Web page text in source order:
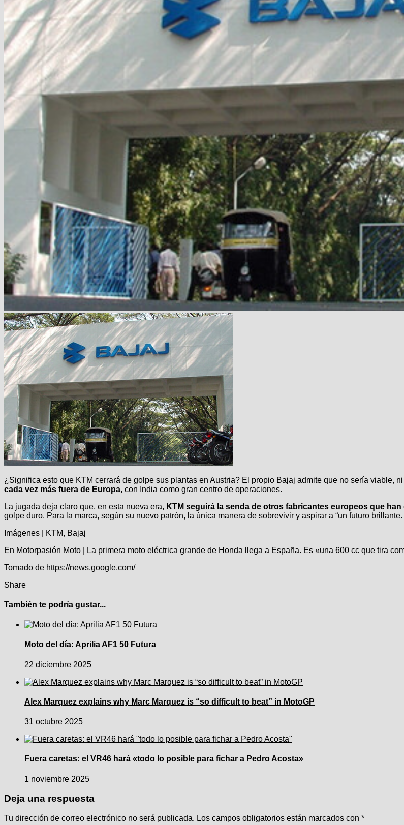
¿Significa esto que KTM cerrará de golpe sus plantas en Austria? El propio Bajaj admite que no sería viable,
cada vez más fuera de Europa, con India como gran centro de operaciones.
La jugada deja claro que, en esta nueva era, KTM seguirá la senda de otros fabricantes europeos que
golpe duro. Para la marca, según su nuevo patrón, la única manera de sobrevivir y aspirar a “un futuro brillante.
Imágenes | KTM, Bajaj
En Motorpasión Moto | La primera moto eléctrica grande de Honda llega a España. Es «una 600 cc que tira
Tomado de https://news.google.com/
Share
También te podría gustar...
Moto del día: Aprilia AF1 50 Futura
22 diciembre 2025
Alex Marquez explains why Marc Marquez is “so difficult to beat” in MotoGP
31 octubre 2025
Fuera caretas: el VR46 hará «todo lo posible para fichar a Pedro Acosta»
1 noviembre 2025
Deja una respuesta
Tu dirección de correo electrónico no será publicada. Los campos obligatorios están marcados con *